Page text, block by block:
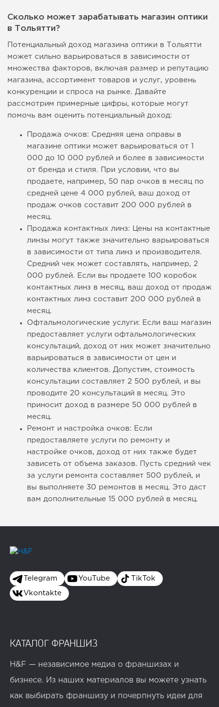
Сколько может зарабатывать магазин оптики
в Тольятти?
Потенциальный доход магазина оптики в Тольятти
может сильно варьироваться в зависимости от
множества факторов, включая размер и репутацию
магазина, ассортимент товаров и услуг, уровень
конкуренции и спроса на рынке. Давайте
рассмотрим примерные цифры, которые могут
помочь вам оценить потенциальный доход:
Продажа очков: Средняя цена оправы в
магазине оптики может варьироваться от 1
000 до 10 000 рублей и более в зависимости
от бренда и стиля. При условии, что вы
продаете, например, 50 пар очков в месяц по
средней цене 4 000 рублей, ваш доход от
продаж очков составит 200 000 рублей в
месяц.
Продажа контактных линз: Цены на контактные
линзы могут также значительно варьироваться
в зависимости от типа линз и производителя.
Средний чек может составлять, например, 2
000 рублей. Если вы продаете 100 коробок
контактных линз в месяц, ваш доход от продаж
контактных линз составит 200 000 рублей в
месяц.
Офтальмологические услуги: Если ваш магазин
предоставляет услуги офтальмологических
консультаций, доход от них может значительно
варьироваться в зависимости от цен и
количества клиентов. Допустим, стоимость
консультации составляет 2 500 рублей, и вы
проводите 20 консультаций в месяц. Это
приносит доход в размере 50 000 рублей в
месяц.
Ремонт и настройка очков: Если
предоставляете услуги по ремонту и
настройке очков, доход от них также будет
зависеть от объема заказов. Пусть средний чек
за услуги ремонта составляет 500 рублей, и
вы выполняете 30 ремонтов в месяц. Это даст
вам дополнительные 15 000 рублей в месяц.
Telegram YouTube TikTok
Vkontakte
КАТАЛОГ ФРАНШИЗ
H&F — независимое медиа о франшизах и
бизнесе. Из наших материалов вы можете узнать
как выбирать франшизу и почерпнуть идеи для